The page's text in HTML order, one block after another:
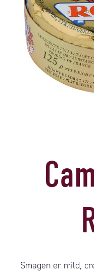
Smagen er mild,